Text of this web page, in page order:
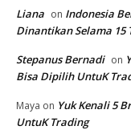
Liana on Indonesia
Dinantikan Selama 15
Stepanus Bernadi on
Bisa Dipilih UntuK
Maya on Yuk Kenali 5
UntuK Trading